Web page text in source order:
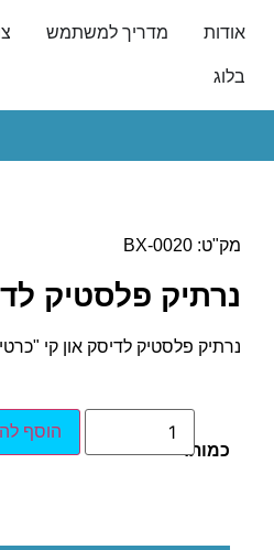
אודות מדריך למשתמש
בלוג
מק"ט: BX-0020
נרתיק פלסטיק
נרתיק פלסטיק לדיסק און קי
כמות:
הוסף